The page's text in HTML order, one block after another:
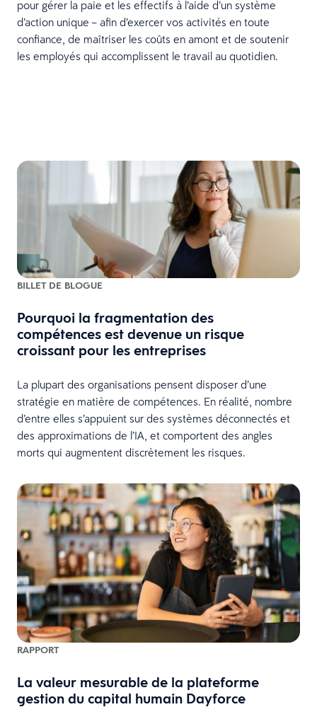
pour gérer la paie et les effectifs à l’aide d’un système
d’action unique – afin d’exercer vos activités en toute
confiance, de maîtriser les coûts en amont et de soutenir
les employés qui accomplissent le travail au quotidien.
BILLET DE BLOGUE
Pourquoi la fragmentation des
compétences est devenue un risque
croissant pour les entreprises
La plupart des organisations pensent disposer d’une
stratégie en matière de compétences. En réalité, nombre
d’entre elles s’appuient sur des systèmes déconnectés et
des approximations de l’IA, et comportent des angles
morts qui augmentent discrètement les risques.
RAPPORT
La valeur mesurable de la plateforme
gestion du capital humain Dayforce